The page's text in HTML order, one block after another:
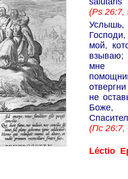
(Ps 26:7,
Услышь,
мой,
мне
не
Боже,
(Пс 26:7,
Léctio